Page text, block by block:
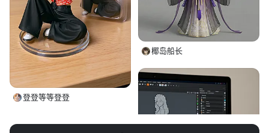
登登等等登登
椰岛船长